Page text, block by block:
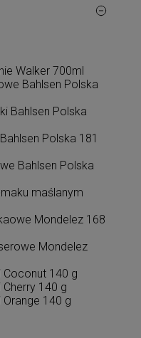
Walker 700ml
Bahlsen Polska
Bahlsen Polska
Polska 181
Bahlsen Polska
maślanym
Mondelez 168
Mondelez
140 g
140 g
140 g